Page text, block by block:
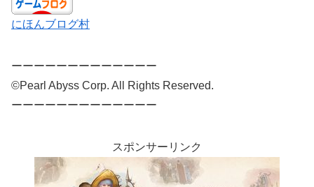
にほんブログ村
ーーーーーーーーーーーーー
©Pearl Abyss Corp. All Rights Reserved.
ーーーーーーーーーーーーー
スポンサーリンク